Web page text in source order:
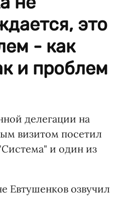
это
- как
и проблем
делегации на
визитом посетил
и один из
Евтушенков озвучил